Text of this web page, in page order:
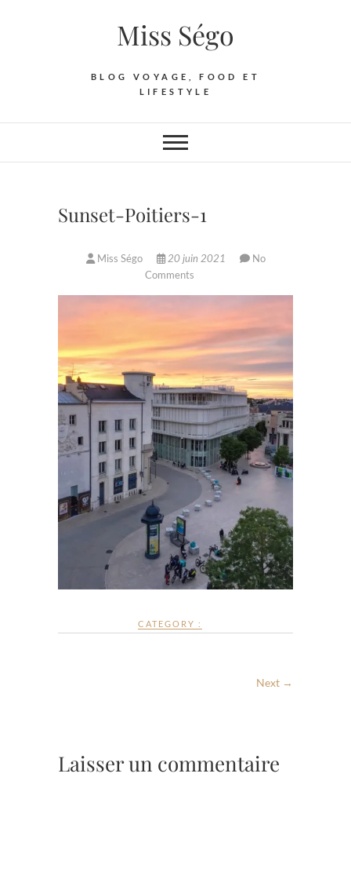
Miss Ségo
BLOG VOYAGE, FOOD ET
LIFESTYLE
Sunset-Poitiers-1
Miss Ségo 20 juin 2021
No
Comments
CATEGORY :
Next →
Laisser un commentaire